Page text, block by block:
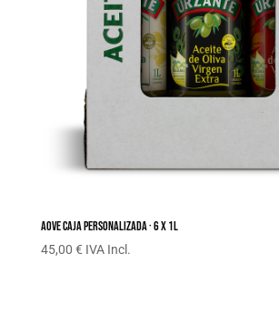
AOVE Caja personalizada · 6 x 1L
45,00 € IVA Incl.